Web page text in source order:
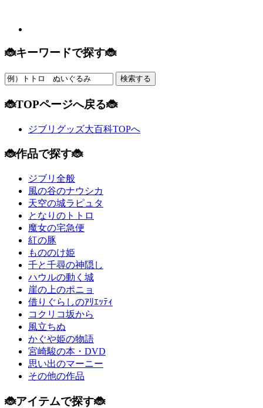
🐞キーワードで探す🐞
🐞TOPページへ戻る🐞
ジブリグッズ大百科TOPへ
🐞作品で探す🐞
ジブリ全般
風の谷のナウシカ
天空の城ラピュタ
となりのトトロ
魔女の宅急便
紅の豚
もののけ姫
千と千尋の神隠し
ハウルの動く城
崖の上のポニョ
借りぐらしのｱﾘｴｯﾃｨ
コクリコ坂から
風立ちぬ
かぐや姫の物語
宮崎駿の本・DVD
思い出のマーニー
その他の作品
🐞アイテムで探す🐞